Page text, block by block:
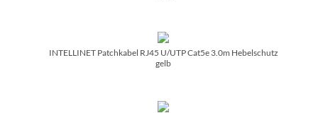
INTELLINET Patchkabel RJ45 U/­UTP Cat5e 3.0m Hebelschutz
gelb